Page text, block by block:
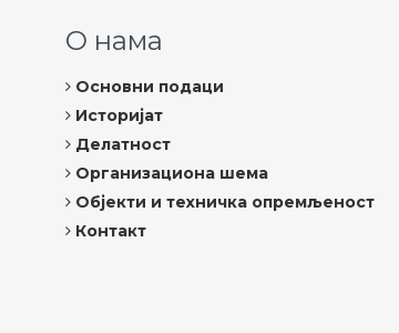
О нама
Основни подаци
Историјат
Делатност
Организациона шема
Објекти и техничка опремљеност
Контакт